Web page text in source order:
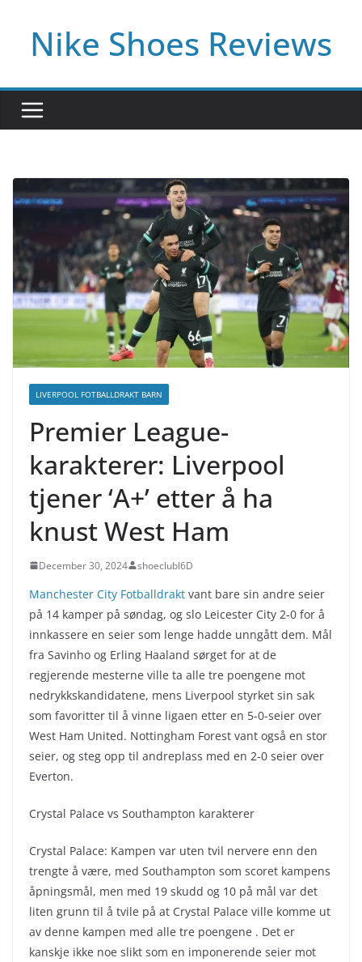
contentNike Shoes Reviews
LIVERPOOL FOTBALLDRAKT BARN
Premier League-
karakterer: Liverpool
tjener ‘A+’ etter å ha
knust West Ham
December 30, 2024 shoeclubl6D
Manchester City Fotballdrakt vant bare sin andre seier
på 14 kamper på søndag, og slo Leicester City 2-0 for å
innkassere en seier som lenge hadde unngått dem. Mål
fra Savinho og Erling Haaland sørget for at de
regjerende mesterne ville ta alle tre poengene mot
nedrykkskandidatene, mens Liverpool styrket sin sak
som favoritter til å vinne ligaen etter en 5-0-seier over
West Ham United. Nottingham Forest vant også en stor
seier, og steg opp til andreplass med en 2-0 seier over
Everton.
Crystal Palace vs Southampton karakterer
Crystal Palace: Kampen var uten tvil nervere enn den
trengte å være, med Southampton som scoret kampens
åpningsmål, men med 19 skudd og 10 på mål var det
liten grunn til å tvile på at Crystal Palace ville komme ut
av denne kampen med alle tre poengene . Det er
kanskje ikke noe slikt som en imponerende seier mot